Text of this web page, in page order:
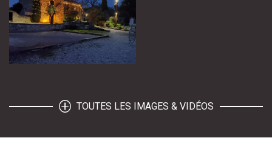
TOUTES LES IMAGES & VIDÉOS